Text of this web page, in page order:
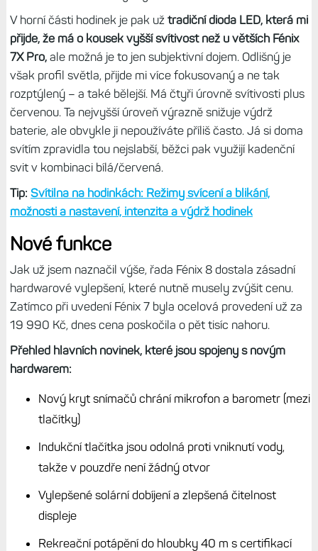
V horní části hodinek je pak už tradiční dioda LED, která mi
přijde, že má o kousek vyšší svítivost než u větších Fénix
7X Pro,ale možná je to jen subjektivní dojem. Odlišný je
však profil světla, přijde mi více fokusovaný a ne tak
rozptýlený – a také bělejší. Má čtyři úrovně svítivosti plus
červenou. Ta nejvyšší úroveň výrazně snižuje výdrž
baterie, ale obvykle ji nepoužíváte příliš často. Já si doma
svítím zpravidla tou nejslabší, běžci pak využijí kadenční
svit v kombinaci bílá/červená.
Tip: Svítilna na hodinkách: Režimy svícení a blikání,
možnosti a nastavení, intenzita a výdrž hodinek
Nové funkce
Jak už jsem naznačil výše, řada Fénix 8 dostala zásadní
hardwarové vylepšení, které nutně musely zvýšit cenu.
Zatímco při uvedení Fénix 7 byla ocelová provedení už za
19 990 Kč, dnes cena poskočila o pět tisíc nahoru.
Přehled hlavních novinek, které jsou spojeny s novým
hardwarem:
Nový kryt snímačů chrání mikrofon a barometr (mezi
tlačítky)
Indukční tlačítka jsou odolná proti vniknutí vody,
takže v pouzdře není žádný otvor
Vylepšené solární dobíjení a zlepšená čitelnost
displeje
Rekreační potápění do hloubky 40 m s certifikací